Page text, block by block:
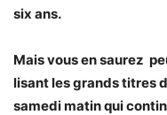
six ans.
Mais vous en saurez
lisant les grands titres
samedi matin qui